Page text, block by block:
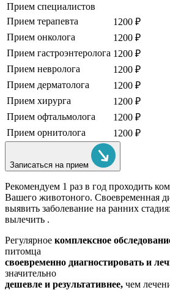
Прием специалистов
Прием терапевта
1200 ₽
Прием онколога
1200 ₽
Прием гастроэнтеролога 1200 ₽
Прием невролога
1200 ₽
Прием дерматолога
1200 ₽
Прием хирурга
1200 ₽
Прием офтальмолога
1200 ₽
Прием орнитолога
1200 ₽
Записаться на прием
Рекомендуем 1 раз в год проходить
Вашего животоного. Своевременная
выявить заболевание на ранних
вылечить .
Регулярное комплексное
питомца
своевременно диагностировать и
значительно
дешевле и результативнее, чем